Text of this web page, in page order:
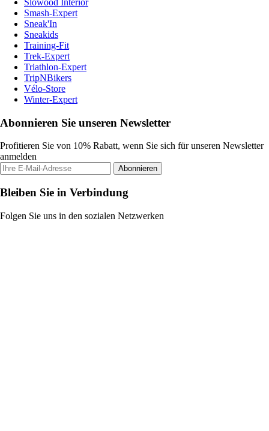
Slowood Interior
Smash-Expert
Sneak'In
Sneakids
Training-Fit
Trek-Expert
Triathlon-Expert
TripNBikers
Vélo-Store
Winter-Expert
Abonnieren Sie unseren Newsletter
Profitieren Sie von 10% Rabatt, wenn Sie sich für unseren Newsletter
anmelden
Abonnieren
Bleiben Sie in Verbindung
Folgen Sie uns in den sozialen Netzwerken